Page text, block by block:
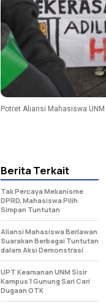
Potret Aliansi Mahasiswa
Berita Terkait
Tak Percaya Mekanisme
DPRD, Mahasiswa Pilih
Simpan Tuntutan
Aliansi Mahasiswa Berlawan
Suarakan Berbagai Tuntutan
dalam Aksi Demonstrasi
UPT Keamanan UNM Sisir
Kampus 1 Gunung Sari Cari
Dugaan OTK